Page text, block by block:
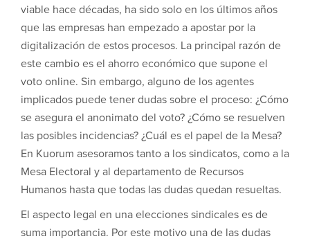
viable hace décadas, ha sido solo en los últimos años
que las empresas han empezado a apostar por la
digitalización de estos procesos. La principal razón de
este cambio es el ahorro económico que supone el
voto online. Sin embargo, alguno de los agentes
implicados puede tener dudas sobre el proceso: ¿Cómo
se asegura el anonimato del voto? ¿Cómo se resuelven
las posibles incidencias? ¿Cuál es el papel de la Mesa?
En Kuorum asesoramos tanto a los sindicatos, como a la
Mesa Electoral y al departamento de Recursos
Humanos hasta que todas las dudas quedan resueltas.
El aspecto legal en una elecciones sindicales es de
suma importancia. Por este motivo una de las dudas